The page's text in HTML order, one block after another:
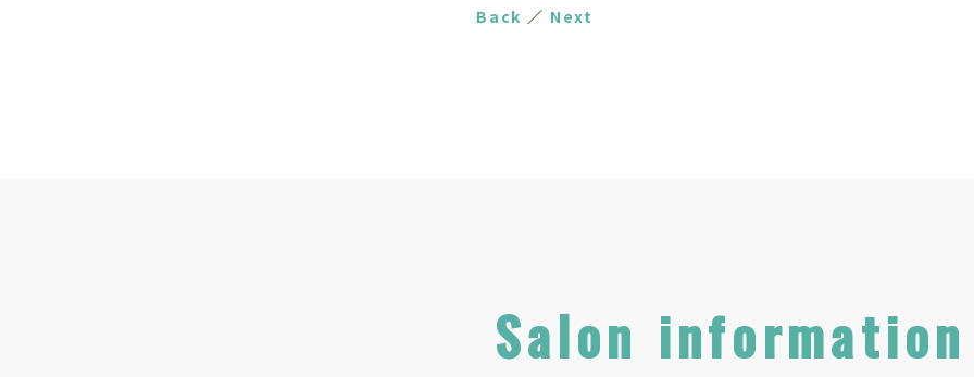
Back ／ Next
Salon information